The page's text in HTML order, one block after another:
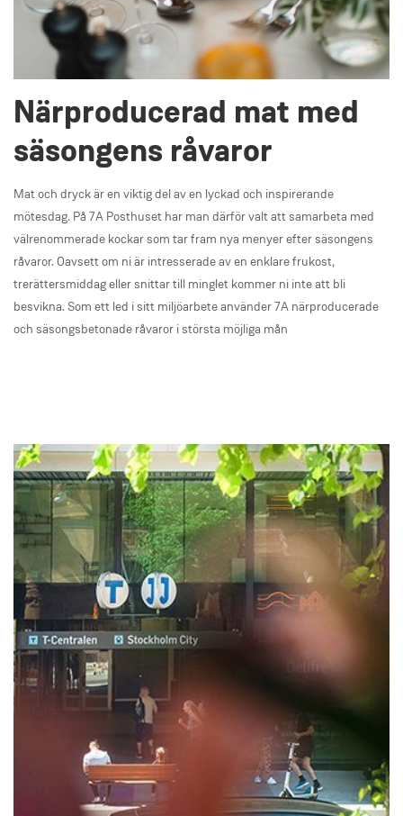
Närproducerad mat med
säsongens råvaror
Mat och dryck är en viktig del av en lyckad och inspirerande
mötesdag. På 7A Posthuset har man därför valt att samarbeta med
välrenommerade kockar som tar fram nya menyer efter säsongens
råvaror. Oavsett om ni är intresserade av en enklare frukost,
trerättersmiddag eller snittar till minglet kommer ni inte att bli
besvikna. Som ett led i sitt miljöarbete använder 7A närproducerade
och säsongsbetonade råvaror i största möjliga mån